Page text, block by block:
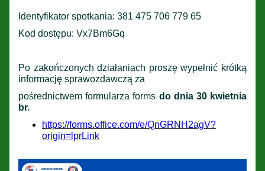
Identyfikator spotkania: 381 475 706 779 65
Kod dostępu: Vx7Bm6Gq
Po zakończonych działaniach proszę wypełnić krótką
informację sprawozdawczą za
pośrednictwem formularza forms do dnia 30 kwietnia
br.
https://forms.office.com/e/QnGRNH2agV?
origin=lprLink